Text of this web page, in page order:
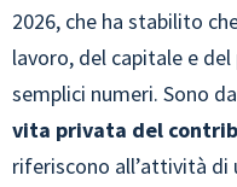
2026, che ha stabilito
lavoro, del capitale e
semplici numeri. Sono
vita privata del
riferiscono all’attività di